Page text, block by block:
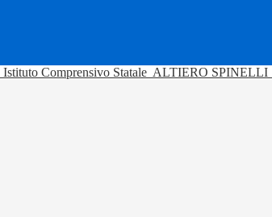
Istituto Comprensivo Statale ALTIERO SPINELLI